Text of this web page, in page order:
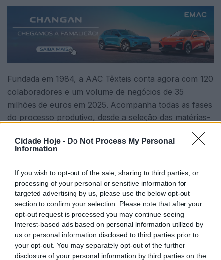
Cidade Hoje - Do Not Process My Personal
Information
If you wish to opt-out of the sale, sharing to third parties, or
processing of your personal or sensitive information for
targeted advertising by us, please use the below opt-out
section to confirm your selection. Please note that after your
opt-out request is processed you may continue seeing
interest-based ads based on personal information utilized by
us or personal information disclosed to third parties prior to
your opt-out. You may separately opt-out of the further
disclosure of your personal information by third parties on the
Fundada em 1984, a AAC Têxteis conta agora com 120
colaboradores e um volume de negócios de 35
milhões de euros em 2025. Acompanha todas as fases
do processo produtivo, desde a seleção das matérias-
planeamento, produção e logística, aliando a tradição